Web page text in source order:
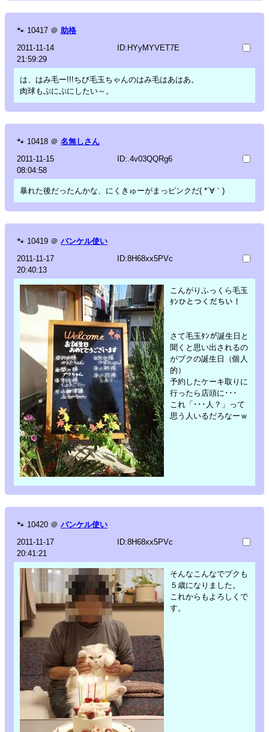
🐾 10417 ＠ 助格
2011-11-14
21:59:29
ID:HYyMYVET7E
は、はみ毛ー!!!ちび毛玉ちゃんのはみ毛はあはあ。
肉球もぷにぷにしたい～。
🐾 10418 ＠ 名無しさん
2011-11-15
08:04:58
ID:.4v03QQRg6
暴れた後だったんかな、にくきゅーがまっピンクだ( *´∀｀)
🐾 10419 ＠ バンケル使い
2011-11-17
20:40:13
ID:8H68xx5PVc
こんがりふっくら毛玉
ﾀﾝひとつくだちい！
さて毛玉ﾀﾝが誕生日と
聞くと思い出されるの
がプクの誕生日（個人
的）
予約したケーキ取りに
行ったら店頭に･･･
これ「･･･人？」って
思う人いるだろなーｗ
🐾 10420 ＠ バンケル使い
2011-11-17
20:41:21
ID:8H68xx5PVc
そんなこんなでプクも
５歳になりました。
これからもよろしくで
す。